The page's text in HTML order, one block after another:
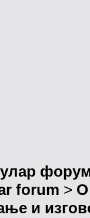
forum > О
и